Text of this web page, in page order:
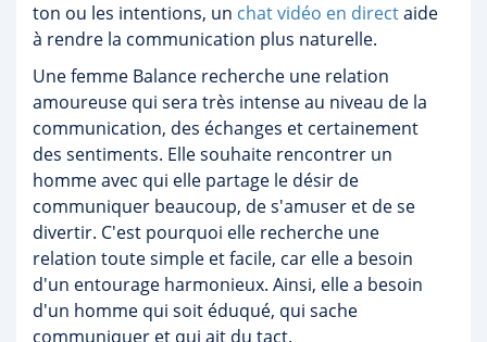
ton ou les intentions, un chat vidéo en directaide
à rendre la communication plus naturelle.
Une femme Balance recherche une relation
amoureuse qui sera très intense au niveau de la
communication, des échanges et certainement
des sentiments. Elle souhaite rencontrer un
homme avec qui elle partage le désir de
communiquer beaucoup, de s'amuser et de se
divertir. C'est pourquoi elle recherche une
relation toute simple et facile, car elle a besoin
d'un entourage harmonieux. Ainsi, elle a besoin
d'un homme qui soit éduqué, qui sache
communiquer et qui ait du tact.